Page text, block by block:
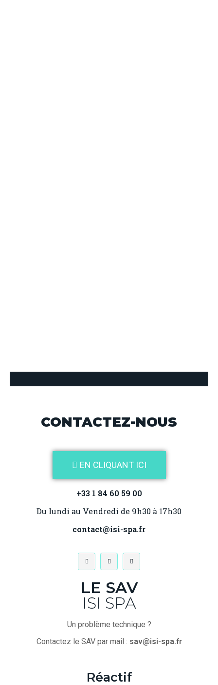
CONTACTEZ-NOUS
EN CLIQUANT ICI
+33 1 84 60 59 00
Du lundi au Vendredi de 9h30 à 17h30
contact@isi-spa.fr
LE SAV
ISI SPA
Un problème technique ?
Contactez le SAV par mail : sav@isi-spa.fr
Réactif